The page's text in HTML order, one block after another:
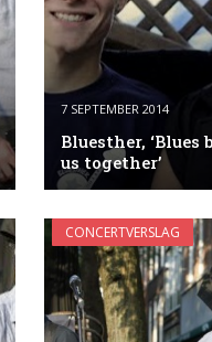
7 SEPTEMBER 2014
Bluesther, ‘Blues
us together’
CONCERTVERSLAG